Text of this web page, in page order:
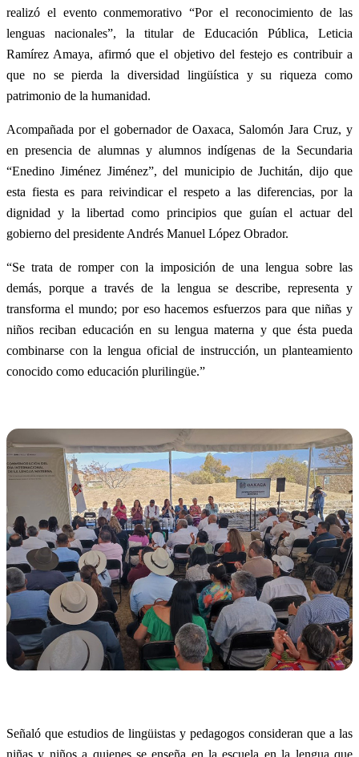
realizó el evento conmemorativo “Por el reconocimiento de las
lenguas nacionales”, la titular de Educación Pública, Leticia
Ramírez Amaya, afirmó que el objetivo del festejo es contribuir a
que no se pierda la diversidad lingüística y su riqueza como
patrimonio de la humanidad.
Acompañada por el gobernador de Oaxaca, Salomón Jara Cruz, y
en presencia de alumnas y alumnos indígenas de la Secundaria
“Enedino Jiménez Jiménez”, del municipio de Juchitán, dijo que
esta fiesta es para reivindicar el respeto a las diferencias, por la
dignidad y la libertad como principios que guían el actuar del
gobierno del presidente Andrés Manuel López Obrador.
“Se trata de romper con la imposición de una lengua sobre las
demás, porque a través de la lengua se describe, representa y
transforma el mundo; por eso hacemos esfuerzos para que niñas y
niños reciban educación en su lengua materna y que ésta pueda
combinarse con la lengua oficial de instrucción, un planteamiento
conocido como educación plurilingüe.”
Señaló que estudios de lingüistas y pedagogos consideran que a las
niñas y niños a quienes se enseña en la escuela en la lengua que